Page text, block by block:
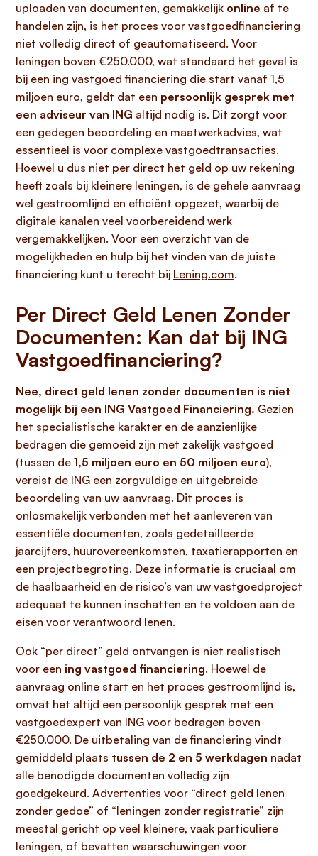
uploaden van documenten, gemakkelijk online af te
handelen zijn, is het proces voor vastgoedfinanciering
niet volledig direct of geautomatiseerd. Voor
leningen boven €250.000, wat standaard het geval is
bij een ing vastgoed financiering die start vanaf 1,5
miljoen euro, geldt dat een persoonlijk gesprek met
een adviseur van ING altijd nodig is. Dit zorgt voor
een gedegen beoordeling en maatwerkadvies, wat
essentieel is voor complexe vastgoedtransacties.
Hoewel u dus niet per direct het geld op uw rekening
heeft zoals bij kleinere leningen, is de gehele aanvraag
wel gestroomlijnd en efficiënt opgezet, waarbij de
digitale kanalen veel voorbereidend werk
vergemakkelijken. Voor een overzicht van de
mogelijkheden en hulp bij het vinden van de juiste
financiering kunt u terecht bij Lening.com.
Per Direct Geld Lenen Zonder
Documenten: Kan dat bij ING
Vastgoedfinanciering?
Nee, direct geld lenen zonder documenten is niet
mogelijk bij een ING Vastgoed Financiering. Gezien
het specialistische karakter en de aanzienlijke
bedragen die gemoeid zijn met zakelijk vastgoed
(tussen de 1,5 miljoen euro en 50 miljoen euro),
vereist de ING een zorgvuldige en uitgebreide
beoordeling van uw aanvraag. Dit proces is
onlosmakelijk verbonden met het aanleveren van
essentiële documenten, zoals gedetailleerde
jaarcijfers, huurovereenkomsten, taxatierapporten en
een projectbegroting. Deze informatie is cruciaal om
de haalbaarheid en de risico’s van uw vastgoedproject
adequaat te kunnen inschatten en te voldoen aan de
eisen voor verantwoord lenen.
Ook “per direct” geld ontvangen is niet realistisch
voor een ing vastgoed financiering. Hoewel de
aanvraag online start en het proces gestroomlijnd is,
omvat het altijd een persoonlijk gesprek met een
vastgoedexpert van ING voor bedragen boven
€250.000. De uitbetaling van de financiering vindt
gemiddeld plaats tussen de 2 en 5 werkdagen nadat
alle benodigde documenten volledig zijn
goedgekeurd. Advertenties voor “direct geld lenen
zonder gedoe” of “leningen zonder registratie” zijn
meestal gericht op veel kleinere, vaak particuliere
leningen, of bevatten waarschuwingen voor